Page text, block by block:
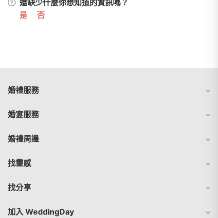
還缺少什麼你想知道的資訊嗎？
是
否
婚禮服務
婚宴服務
婚禮周邊
找靈感
找分享
加入 WeddingDay